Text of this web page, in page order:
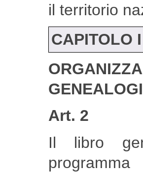
il territorio
CAPITOLO I
Art. 2
Il libro